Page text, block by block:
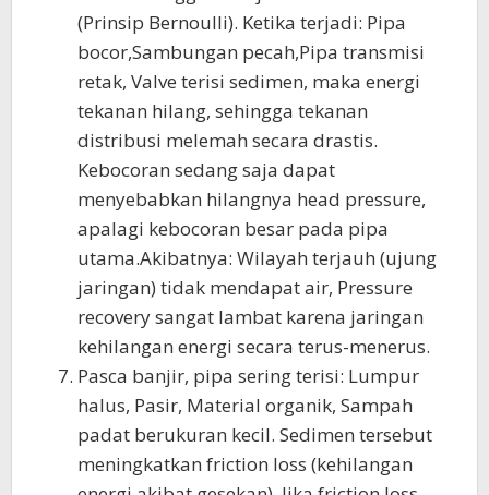
(Prinsip Bernoulli). Ketika terjadi: Pipa
bocor,Sambungan pecah,Pipa transmisi
retak, Valve terisi sedimen, maka energi
tekanan hilang, sehingga tekanan
distribusi melemah secara drastis.
Kebocoran sedang saja dapat
menyebabkan hilangnya head pressure,
apalagi kebocoran besar pada pipa
utama.Akibatnya: Wilayah terjauh (ujung
jaringan) tidak mendapat air, Pressure
recovery sangat lambat karena jaringan
kehilangan energi secara terus-menerus.
Pasca banjir, pipa sering terisi: Lumpur
halus, Pasir, Material organik, Sampah
padat berukuran kecil. Sedimen tersebut
meningkatkan friction loss (kehilangan